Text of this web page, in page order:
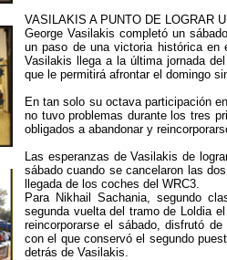
VASILAKIS A PUNTO DE LOGRAR
George Vasilakis completó un
un paso de una victoria histórica en
Vasilakis llega a la última jornada
que le permitirá afrontar el domingo
En tan solo su octava participación
no tuvo problemas durante los tres
obligados a abandonar y
Las esperanzas de Vasilakis de
sábado cuando se cancelaron las
llegada de los coches del WRC3.
Para Nikhail Sachania, segundo
segunda vuelta del tramo de Loldia
reincorporarse el sábado, disfrutó
con el que conservó el segundo
detrás de Vasilakis.